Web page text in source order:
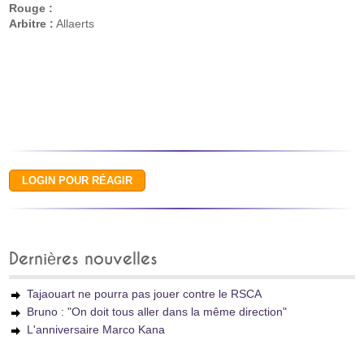
Rouge :
Arbitre : Allaerts
Dernières nouvelles
Tajaouart ne pourra pas jouer contre le RSCA
Bruno : "On doit tous aller dans la même direction"
L'anniversaire Marco Kana